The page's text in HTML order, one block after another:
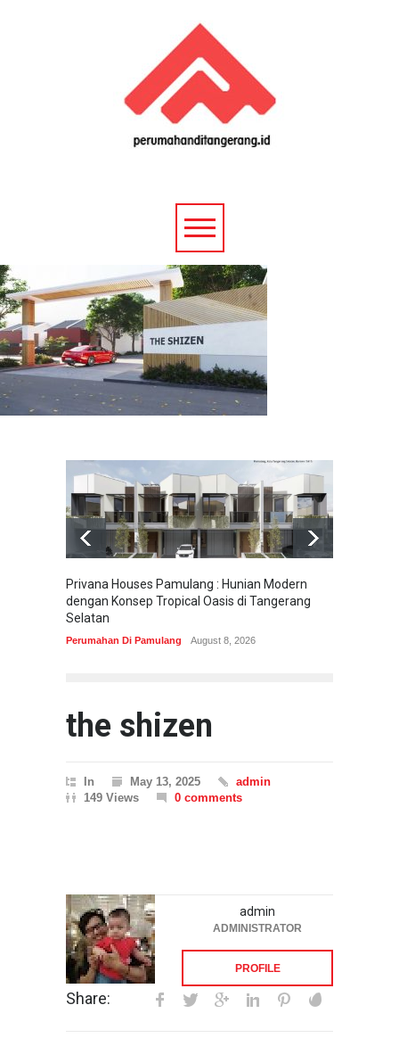
Privana Houses Pamulang : Hunian Modern
dengan Konsep Tropical Oasis di Tangerang
Selatan
Perumahan Di Pamulang August 8, 2026
the shizen
In May 13, 2025
admin
149 Views
0 comments
admin
ADMINISTRATOR
PROFILE
Share: